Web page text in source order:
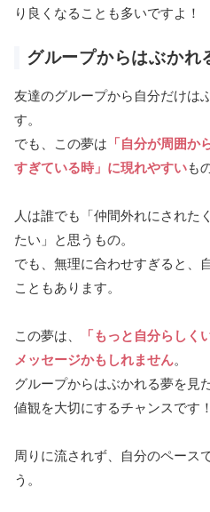
り良くなることも多いですよ！
グループからはぶかれ
友達のグループから自分だけは
す。
でも、この夢は 「自分が周囲か
すぎている時」に現れやすいも
人は誰でも「仲間外れにされた
たい」と思うもの。
でも、無理に合わせすぎると、
こともあります。
この夢は、
「もっと自分らしく
メッセージかもしれません。
グループからはぶかれる夢を見
値観を大切にするチャンスです！
周りに流されず、自分のペース
う。